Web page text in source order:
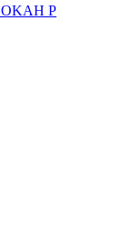
P